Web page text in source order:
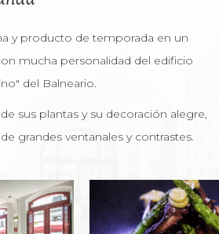
y producto de temporada en un
mucha personalidad del edificio
del Balneario.
sus plantas y su decoración alegre,
grandes ventanales y contrastes.